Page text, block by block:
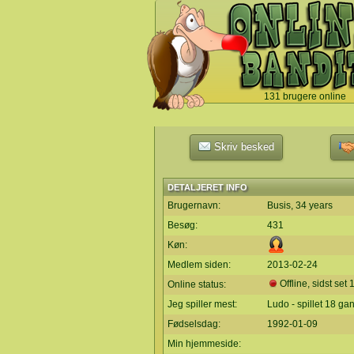
131 brugere online
`
Skriv besked
DETALJERET INFO
Brugernavn:
Busis, 34 years
Besøg:
431
Køn:
Medlem siden:
2013-02-24
Online status:
Offline, sidst set
Jeg spiller mest:
Ludo - spillet 18
Fødselsdag:
1992-01-09
Min hjemmeside: